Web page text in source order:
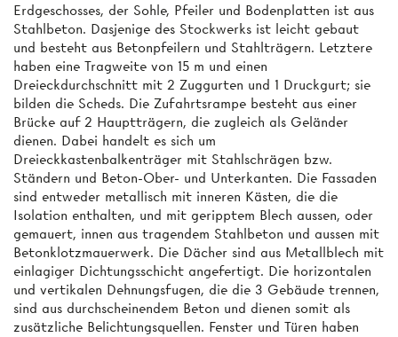
Erdgeschosses, der Sohle, Pfeiler und Bodenplatten ist aus
Stahlbeton. Dasjenige des Stockwerks ist leicht gebaut
und besteht aus Betonpfeilern und Stahlträgern. Letztere
haben eine Tragweite von 15 m und einen
Dreieckdurchschnitt mit 2 Zuggurten und 1 Druckgurt; sie
bilden die Scheds. Die Zufahrtsrampe besteht aus einer
Brücke auf 2 Hauptträgern, die zugleich als Geländer
dienen. Dabei handelt es sich um
Dreieckkastenbalkenträger mit Stahlschrägen bzw.
Ständern und Beton-Ober- und Unterkanten. Die Fassaden
sind entweder metallisch mit inneren Kästen, die die
Isolation enthalten, und mit geripptem Blech aussen, oder
gemauert, innen aus tragendem Stahlbeton und aussen mit
Betonklotzmauerwerk. Die Dächer sind aus Metallblech mit
einlagiger Dichtungsschicht angefertigt. Die horizontalen
und vertikalen Dehnungsfugen, die die 3 Gebäude trennen,
sind aus durchscheinendem Beton und dienen somit als
zusätzliche Belichtungsquellen. Fenster und Türen haben